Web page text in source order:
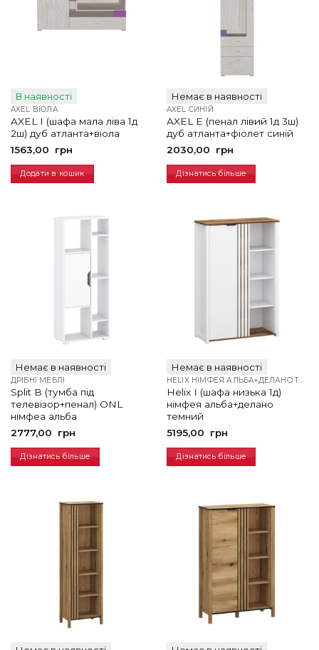
В наявності
AXEL ВІОЛА
AXEL I (шафа мала ліва 1д
2ш) дуб атланта+віола
1563,00
грн
Додати в кошик
Немає в наявності
AXEL СИНІЙ
AXEL E (пенал лівий 1д 3ш)
дуб атланта+фіолет синій
2030,00
грн
Дізнатись більше
Немає в наявності
ДРІБНІ МЕБЛІ
Split B (тумба під
телевізор+пенал) ONL
німфеа альба
2777,00
грн
Дізнатись більше
Немає в наявності
HELIX НІМФЕЯ АЛЬБА+ДЕЛАНО ТЕМНИЙ
Helix I (шафа низька 1д)
німфея альба+делано
темний
5195,00
грн
Дізнатись більше